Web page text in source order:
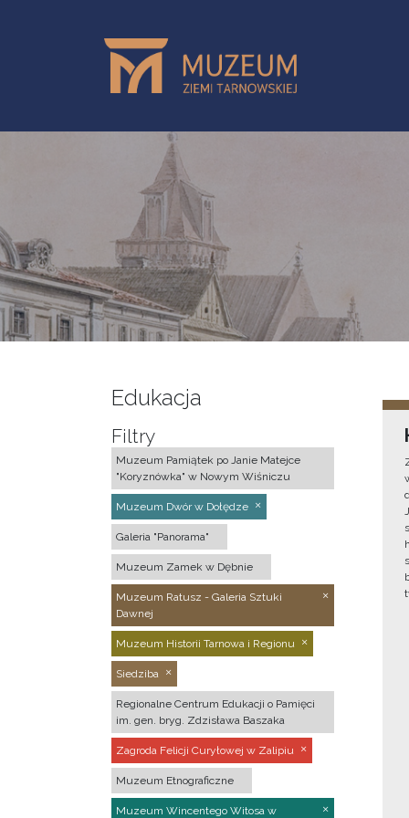
Edukacja
Filtry
Muzeum Pamiątek po Janie Matejce
"Koryznówka" w Nowym Wiśniczu
Muzeum Dwór w Dołędze
Galeria "Panorama"
Muzeum Zamek w Dębnie
Muzeum Ratusz - Galeria Sztuki
Dawnej
Muzeum Historii Tarnowa i Regionu
Siedziba
Regionalne Centrum Edukacji o Pamięci
im. gen. bryg. Zdzisława Baszaka
Zagroda Felicji Curyłowej w Zalipiu
Muzeum Etnograficzne
Muzeum Wincentego Witosa w